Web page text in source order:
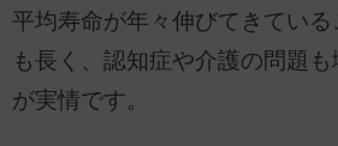
平均寿命が年々伸びてきてい
も長く、認知症や介護の問題
が実情です。